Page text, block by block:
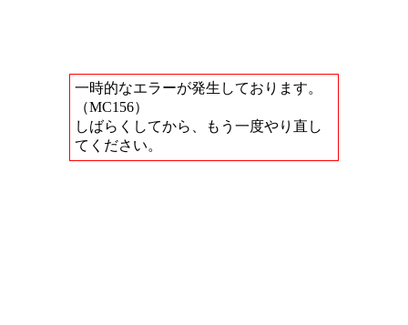
一時的なエラーが発生しております。
（MC156）
しばらくしてから、もう一度やり直し
てください。